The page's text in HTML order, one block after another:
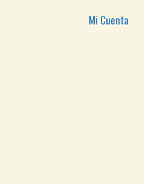
Mi Cuenta